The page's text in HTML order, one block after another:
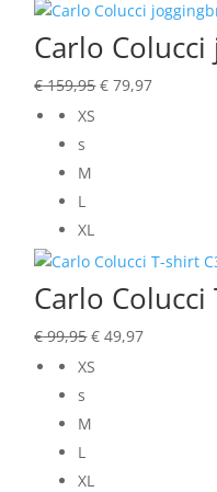
Carlo
€159,95Oorspronkelijke
€ 79,97Huidige
XS
s
M
L
XL
Carlo Colucci
€99,95Oorspronkelijke
prijs
€ 49,97Huidige
XS
s
M
L
XL